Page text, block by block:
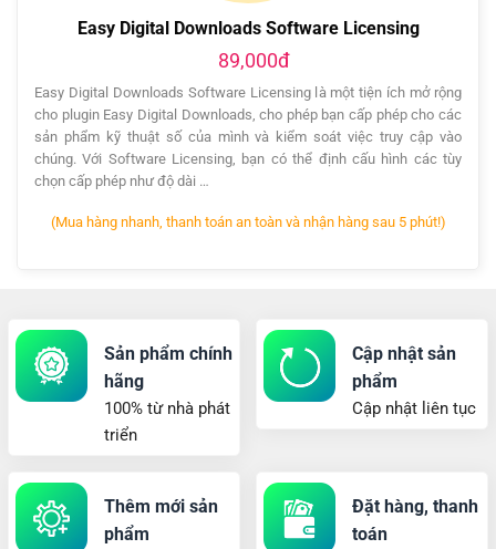
Easy Digital Downloads Software Licensing
89,000đ
Easy Digital Downloads Software Licensing là một tiện ích mở rộng
cho plugin Easy Digital Downloads, cho phép bạn cấp phép cho các
sản phẩm kỹ thuật số của mình và kiểm soát việc truy cập vào
chúng. Với Software Licensing, bạn có thể định cấu hình các tùy
chọn cấp phép như độ dài …
(Mua hàng nhanh, thanh toán an toàn và nhận hàng sau 5 phút!)
Sản phẩm chính
hãng
100% từ nhà phát
triển
Cập nhật sản
phẩm
Cập nhật liên tục
Thêm mới sản
phẩm
Đặt hàng, thanh
toán